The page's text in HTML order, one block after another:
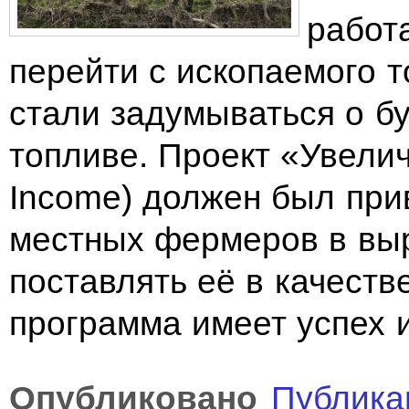
перейти с ископаемого
стали задумываться о
топливе. Проект
Income) должен был
местных фермеров в
поставлять её в
программа имеет успех
Опубликовано